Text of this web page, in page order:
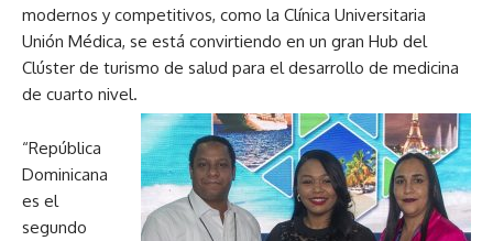
modernos y competitivos, como la Clínica Universitaria
Unión Médica, se está convirtiendo en un gran Hub del
Clúster de turismo de salud para el desarrollo de medicina
de cuarto nivel.
“República
Dominicana
es el
segundo